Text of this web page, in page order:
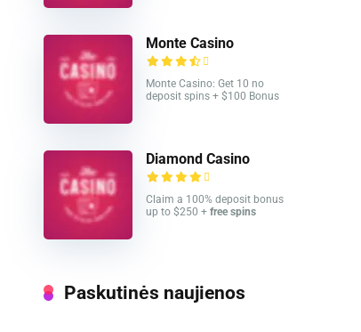
Monte Casino
Monte Casino: Get 10 no
deposit spins + $100 Bonus
Diamond Casino
Claim a 100% deposit bonus
up to $250 + free spins
Paskutinės naujienos